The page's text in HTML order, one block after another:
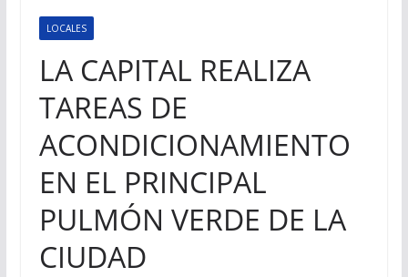
LOCALES
LA CAPITAL REALIZA
TAREAS DE
ACONDICIONAMIENTO
EN EL PRINCIPAL
PULMÓN VERDE DE LA
CIUDAD